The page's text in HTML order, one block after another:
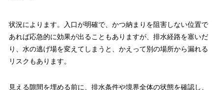
状況によります。入口が明確で、かつ納まりを阻害しない位置で
あれば応急的に効果が出ることもありますが、排水経路を塞いだ
り、水の逃げ場を変えてしまうと、かえって別の場所から漏れる
リスクもあります。
見える隙間を埋める前に、排水条件や境界全体の状態を確認し、